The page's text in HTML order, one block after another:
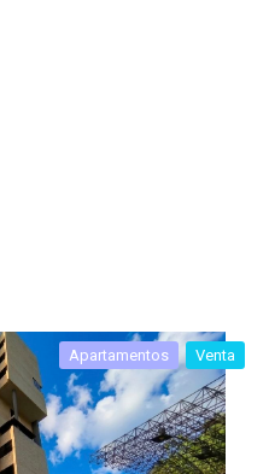
Apartamentos Venta